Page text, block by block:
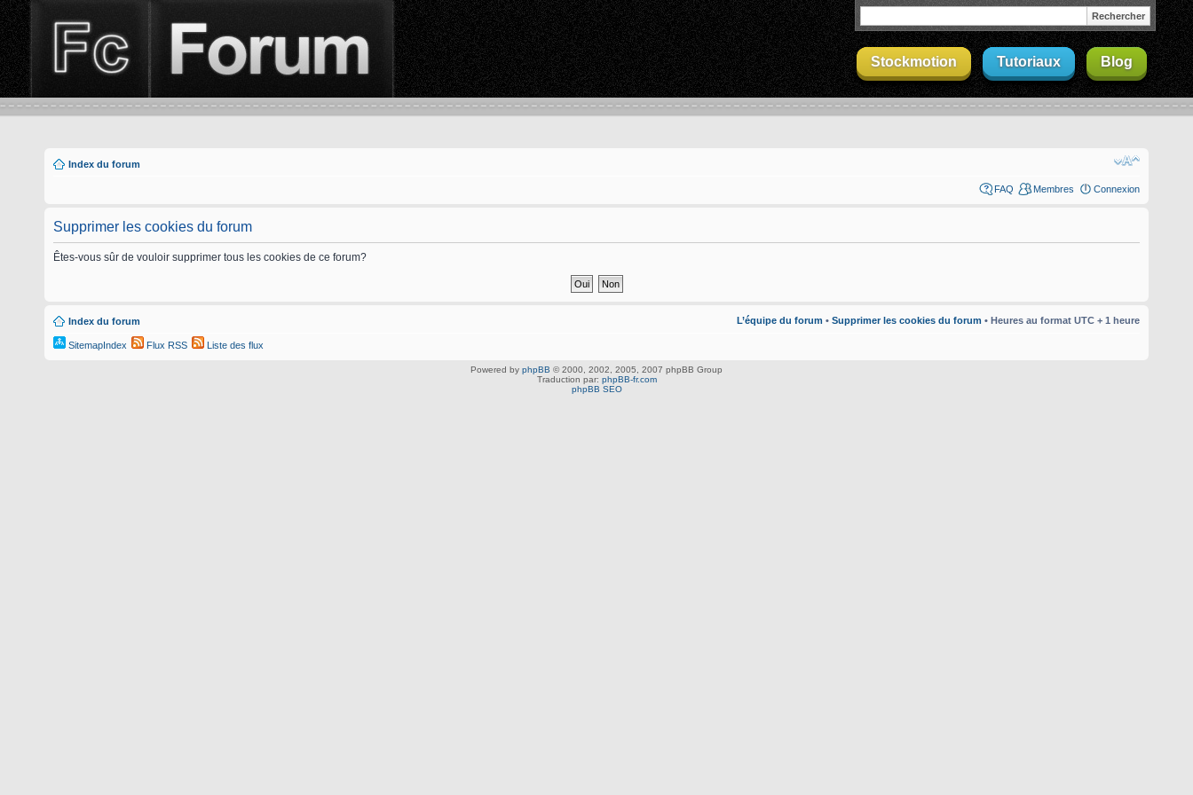
Stockmotion Tutoriaux Blog
Index du forum
FAQ Membres Connexion
Supprimer les cookies du forum
Êtes-vous sûr de vouloir supprimer tous les cookies de ce forum?
Index du forum L’équipe du forum • Supprimer les cookies du forum • Heures au format UTC + 1 heure
SitemapIndex Flux RSS Liste des flux
Powered by phpBB © 2000, 2002, 2005, 2007 phpBB Group
Traduction par: phpBB-fr.com
phpBB SEO